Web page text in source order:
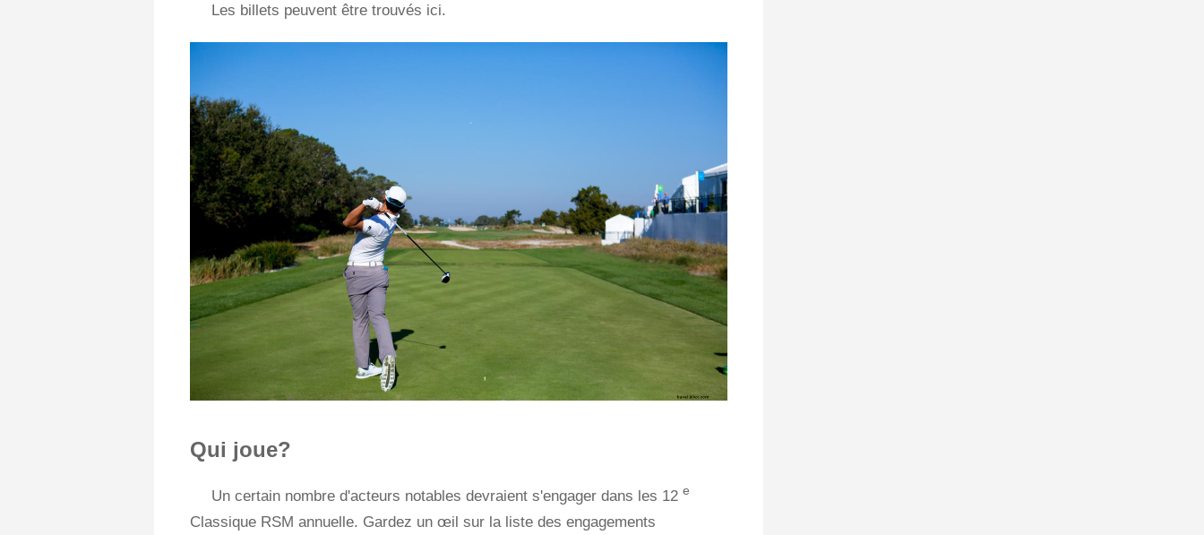
Les billets peuvent être trouvés ici.
Qui joue?
Un certain nombre d'acteurs notables devraient s'engager dans les 12 e
Classique RSM annuelle. Gardez un œil sur la liste des engagements